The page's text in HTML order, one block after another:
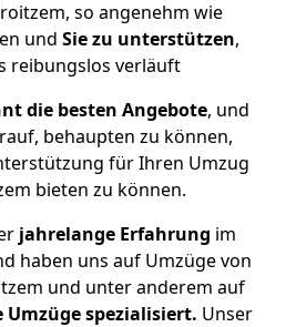
so angenehm wie
und Sie zu unterstützen,
reibungslos verläuft
die besten Angebote, und
behaupten zu können,
für Ihren Umzug
bieten zu können.
jahrelange Erfahrung im
haben uns auf Umzüge von
und unter anderem auf
spezialisiert. Unser